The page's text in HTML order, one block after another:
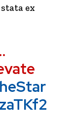
ex